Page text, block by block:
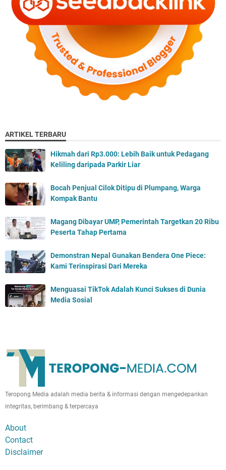
ARTIKEL TERBARU
Hikmah dari Rp3.000: Lebih Baik untuk Pedagang
Keliling daripada Parkir Liar
Bocah Penjual Cilok Ditipu di Plumpang, Warga
Kompak Bantu
Magang Dibayar UMP, Pemerintah Targetkan 20 Ribu
Peserta Tahap Pertama
Demonstran Nepal Gunakan Bendera One Piece:
Kami Terinspirasi Dari Mereka
Menguasai TikTok Adalah Kunci Sukses di Dunia
Media Sosial
Teropong Media adalah media berita & informasi dengan mengedepankan
integritas, berimbang & terpercaya
About
Contact
Disclaimer